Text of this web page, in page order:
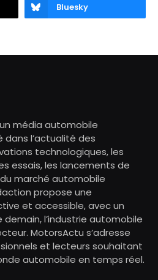
Bluesky
média automobile
dans l’actualité des
technologiques, les
essais, les lancements de
marché automobile
propose une
et accessible, avec un
l’industrie automobile
MotorsActu s’adresse
et lecteurs souhaitant
automobile en temps réel.